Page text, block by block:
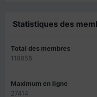
Statistiques des
Total des membres
118858
Maximum en ligne
27414